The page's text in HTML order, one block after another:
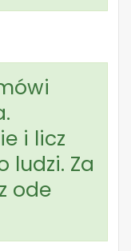
i licz
ludzi. Za
ode